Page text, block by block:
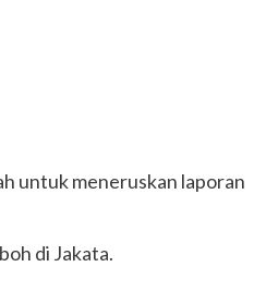
untuk meneruskan laporan
di Jakata.